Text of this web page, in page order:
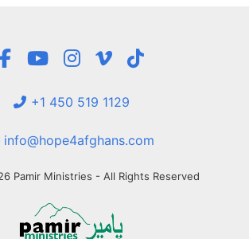
+1 450 519 1129
info@hope4afghans.com
Pamir Ministries - All Rights Reserved